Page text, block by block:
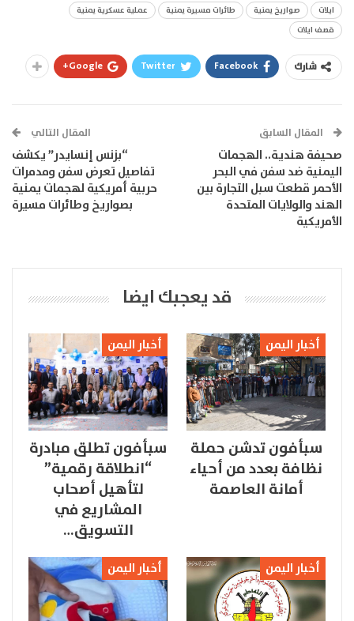
ايلات
صواريخ يمنية طائرات مسيرة يمنية
عملية عسكرية يمنية
قصف ايلات
شارك Facebook
Twitter
Google+
المقال السابق
صحيفة هندية.. الهجمات
اليمنية ضد سفن في البحر
الأحمر قطعت سبل التجارة بين
الهند والولايات المتحدة
الأمريكية
المقال التالي
“بزنس إنسايدر” يكشف
تفاصيل تعرض سفن ومدمرات
حربية أمريكية لهجمات يمنية
بصواريخ وطائرات مسيرة
قد يعجبك ايضا
أخبار اليمن
سبأفون تدشن حملة
نظافة بعدد من أحياء
أمانة العاصمة
أخبار اليمن
سبأفون تطلق مبادرة
“انطلاقة رقمية”
لتأهيل أصحاب
المشاريع في
التسويق…
أخبار اليمن أخبار اليمن